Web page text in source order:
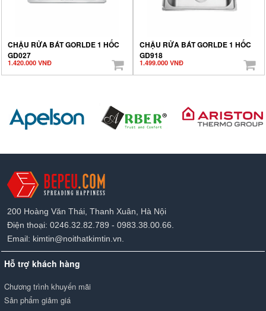
CHẬU RỬA BÁT GORLDE 1 HỐC
GD027
1.420.000 VNĐ
CHẬU RỬA BÁT GORLDE 1 HỐC
GD918
1.499.000 VNĐ
200 Hoàng Văn Thái, Thanh Xuân, Hà Nội
Điện thoại: 0246.32.82.789 - 0983.38.00.66.
Email: kimtin@noithatkimtin.vn.
Hỗ trợ khách hàng
Chương trình khuyến mãi
Sản phẩm giảm giá